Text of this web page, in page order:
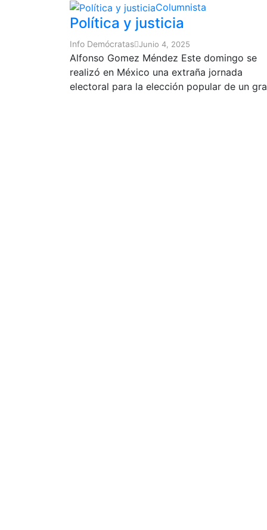
Columnista
Política y justicia
Info Demócratas Junio 4, 2025
Alfonso Gomez Méndez Este domingo se
realizó en México una extraña jornada
electoral para la elección popular de un